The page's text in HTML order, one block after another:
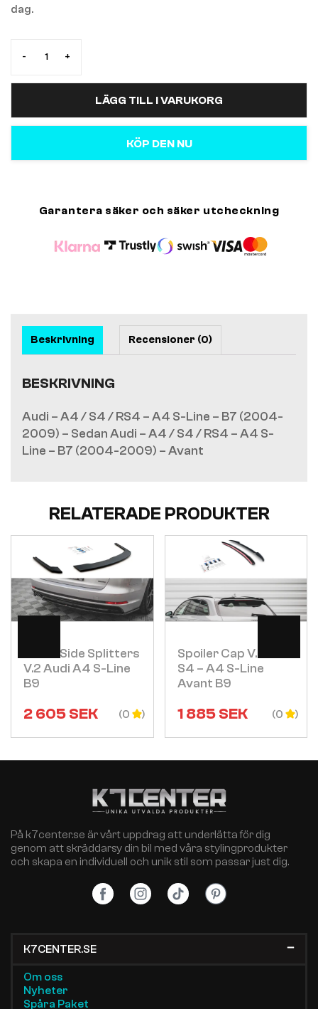
dag.
- +
LÄGG TILL I VARUKORG
KÖP DEN NU
Garantera säker och säker utcheckning
Beskrivning Recensioner (0)
BESKRIVNING
Audi – A4 / S4 / RS4 – A4 S-Line – B7 (2004-
2009) – Sedan Audi – A4 / S4 / RS4 – A4 S-
Line – B7 (2004-2009) – Avant
RELATERADE PRODUKTER
Bakre Side Splitters
V.2 Audi A4 S-Line
B9
2 605SEK (0
Visa
Spoiler Cap V.2 Audi
S4 – A4 S-Line
Avant B9
1 885SEK (0
Visa
På k7center.se är vårt uppdrag att underlätta för dig
genom att skräddarsy din bil med våra stylingprodukter
och skapa en individuell och unik stil som passar just dig.
K7CENTER.SE
Om oss
Nyheter
Spåra Paket